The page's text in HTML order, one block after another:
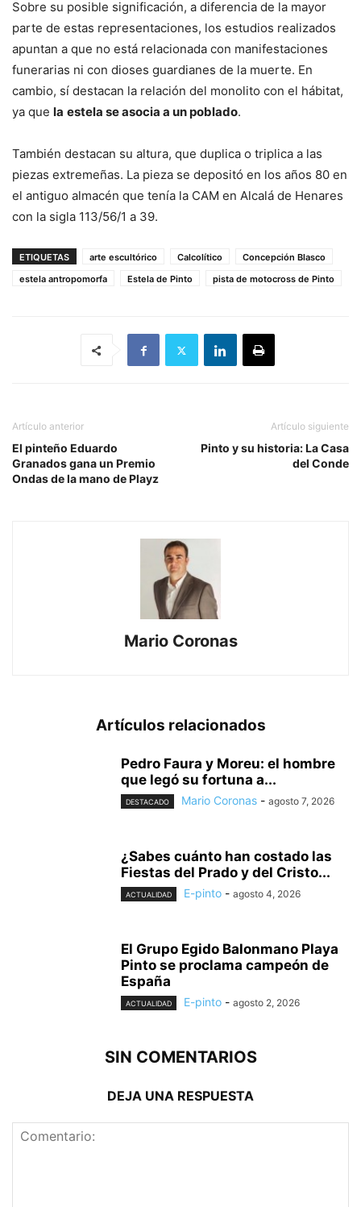
Sobre su posible significación, a diferencia de la mayor
parte de estas representaciones, los estudios realizados
apuntan a que no está relacionada con manifestaciones
funerarias ni con dioses guardianes de la muerte. En
cambio, sí destacan la relación del monolito con el hábitat,
ya que la estela se asocia a un poblado.
También destacan su altura, que duplica o triplica a las
piezas extremeñas. La pieza se depositó en los años 80 en
el antiguo almacén que tenía la CAM en Alcalá de Henares
con la sigla 113/56/1 a 39.
ETIQUETAS arte escultórico Calcolítico
Concepción Blasco
estela antropomorfa
Estela de Pinto pista de motocross de Pinto
Artículo anterior
El pinteño Eduardo
Granados gana un Premio
Ondas de la mano de Playz
Artículo siguiente
Pinto y su historia: La Casa
del Conde
Mario Coronas
Artículos relacionados
Pedro Faura y Moreu: el hombre
que legó su fortuna a...
DESTACADO Mario Coronas - agosto 7, 2026
¿Sabes cuánto han costado las
Fiestas del Prado y del Cristo...
ACTUALIDAD E-pinto - agosto 4, 2026
El Grupo Egido Balonmano Playa
Pinto se proclama campeón de
España
ACTUALIDAD E-pinto - agosto 2, 2026
SIN COMENTARIOS
DEJA UNA RESPUESTA